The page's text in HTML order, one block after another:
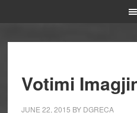
Votimi
JUNE 22, 2015 BY DGRECA